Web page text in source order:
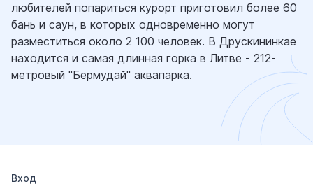
любителей попариться курорт приготовил более 60
бань и саун, в которых одновременно могут
разместиться около 2 100 человек. В Друскининкае
находится и самая длинная горка в Литве - 212-
метровый "Бермудай" аквапарка.
Вход